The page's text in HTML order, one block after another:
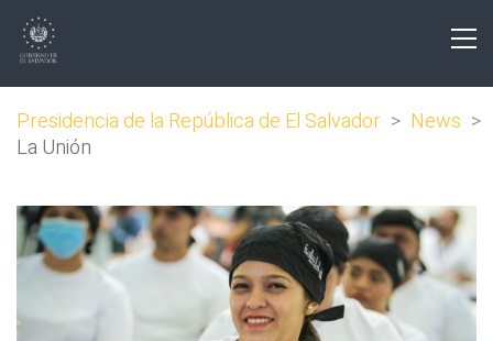
Presidencia de la República de El Salvador > News >
La Unión